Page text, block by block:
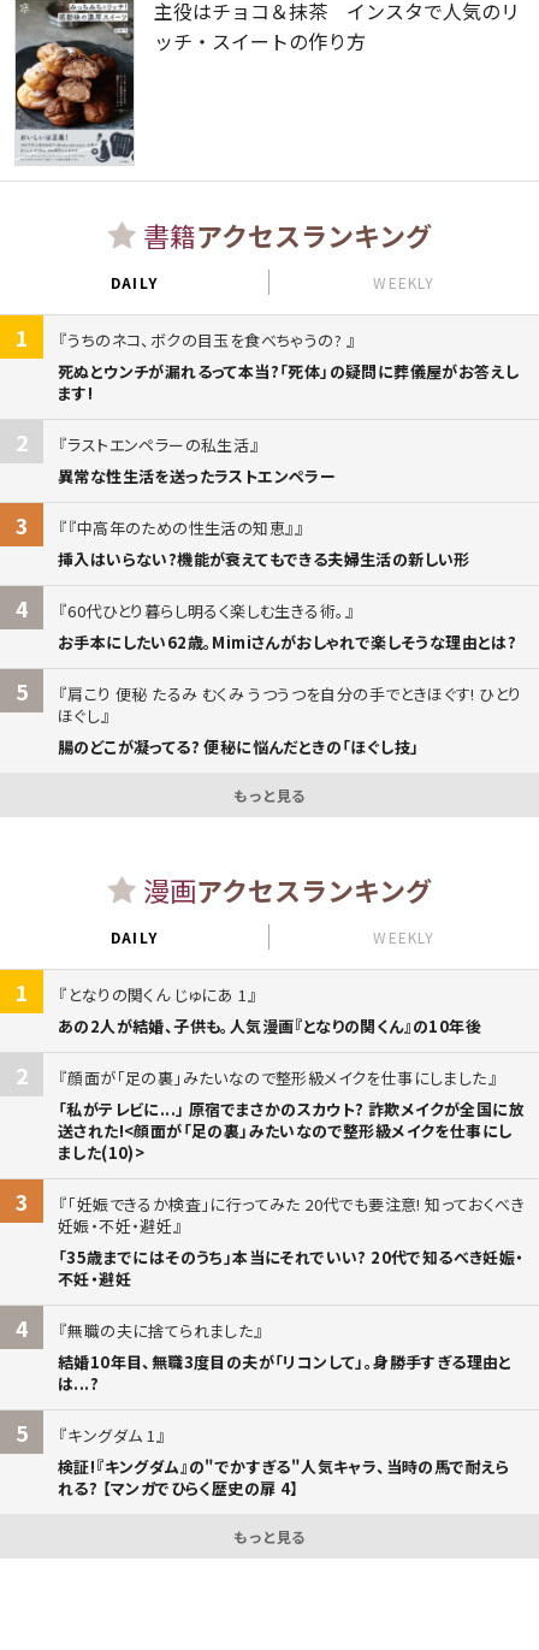
主役はチョコ＆抹茶 インスタで人気のリ
ッチ・スイートの作り方
書籍アクセスランキング
DAILY WEEKLY
1
うちのネコ、ボクの目玉を食べちゃうの?
死ぬとウンチが漏れるって本当?「死体」の疑問に葬儀屋がお答えし
ます!
2
ラストエンペラーの私生活
異常な性生活を送ったラストエンペラー
3
『中高年のための性生活の知恵』
挿入はいらない?機能が衰えてもできる夫婦生活の新しい形
4
60代ひとり暮らし明るく楽しむ生きる術。
お手本にしたい62歳。Mimiさんがおしゃれで楽しそうな理由とは?
5
肩こり 便秘 たるみ むくみ うつうつを自分の手でときほぐす! ひとり
ほぐし
腸のどこが凝ってる? 便秘に悩んだときの「ほぐし技」
もっと見る
漫画アクセスランキング
DAILY WEEKLY
1
となりの関くん じゅにあ 1
あの2人が結婚、子供も。人気漫画『となりの関くん』の10年後
2
顔面が「足の裏」みたいなので整形級メイクを仕事にしました
「私がテレビに...」 原宿でまさかのスカウト? 詐欺メイクが全国に放
送された!<顔面が「足の裏」みたいなので整形級メイクを仕事にし
ました(10)>
3
「妊娠できるか検査」に行ってみた 20代でも要注意! 知っておくべき
妊娠・不妊・避妊
「35歳までにはそのうち」本当にそれでいい? 20代で知るべき妊娠・
不妊・避妊
4
無職の夫に捨てられました
結婚10年目、無職3度目の夫が「リコンして」。身勝手すぎる理由と
は...?
5
キングダム 1
検証!『キングダム』の"でかすぎる"人気キャラ、当時の馬で耐えら
れる? 【マンガでひらく歴史の扉 4】
もっと見る